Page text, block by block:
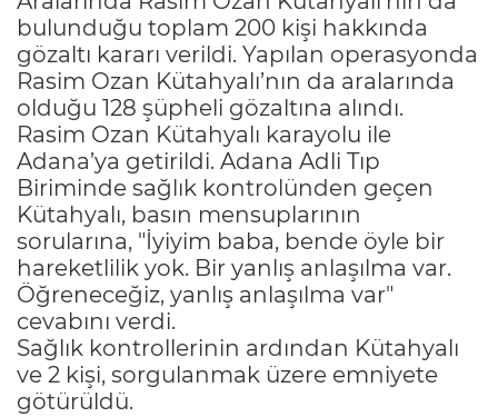
bulunduğu toplam 200 kişi hakkında
gözaltı kararı verildi. Yapılan operasyonda
Rasim Ozan Kütahyalı’nın da aralarında
olduğu 128 şüpheli gözaltına alındı.
Rasim Ozan Kütahyalı karayolu ile
Adana’ya getirildi. Adana Adli Tıp
Biriminde sağlık kontrolünden geçen
Kütahyalı, basın mensuplarının
sorularına, "İyiyim baba, bende öyle bir
hareketlilik yok. Bir yanlış anlaşılma var.
Öğreneceğiz, yanlış anlaşılma var"
cevabını verdi.
Sağlık kontrollerinin ardından Kütahyalı
ve 2 kişi, sorgulanmak üzere emniyete
götürüldü.